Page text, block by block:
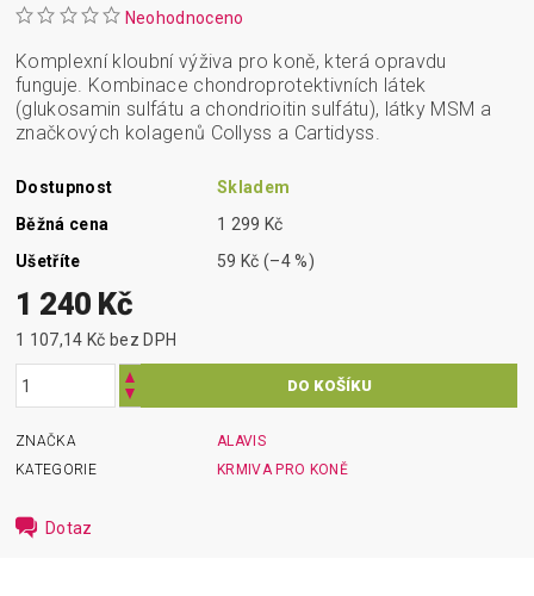
Neohodnoceno
Komplexní kloubní výživa pro koně, která opravdu
funguje. Kombinace chondroprotektivních látek
(glukosamin sulfátu a chondrioitin sulfátu), látky MSM a
značkových kolagenů Collyss a Cartidyss.
Dostupnost
Skladem
Běžná cena
1 299 Kč
Ušetříte
59 Kč(–4 %)
1 240 Kč
1 107,14 Kč bez DPH
ZNAČKA
ALAVIS
KATEGORIE
KRMIVA PRO KONĚ
Dotaz